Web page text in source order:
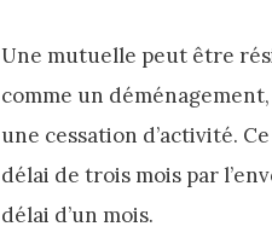
Une mutuelle peut être
comme un
une cessation d’activité.
délai de trois mois par
délai d’un mois.